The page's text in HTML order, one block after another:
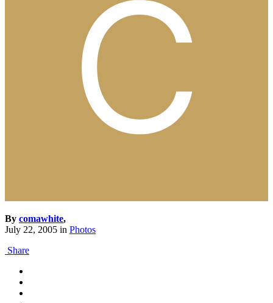
By comawhite,
July 22, 2005 in Photos
Share